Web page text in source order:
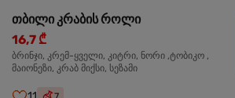
თბილი კრაბის როლი
16,7 ₾
ბრინჯი, კრემ-ყველი, კიტრი, ნორი ,ტობიკო ,
მაიონეზი, კრაბ მიქსი, სეზამი